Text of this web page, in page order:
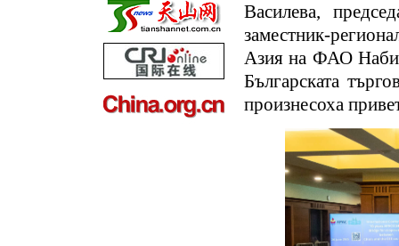
Василева,
заместник-
Азия на ФАО
Българската
произнесоха